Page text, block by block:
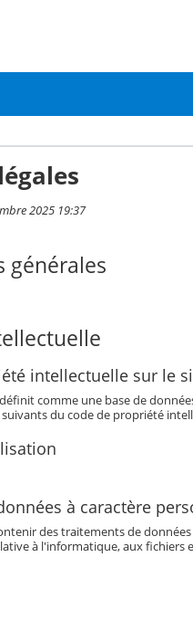
2025 19:37
générales
intellectuelle sur le
comme une base de
suivants du code de propriété
à caractère
des traitements de
à l'informatique, aux fichiers